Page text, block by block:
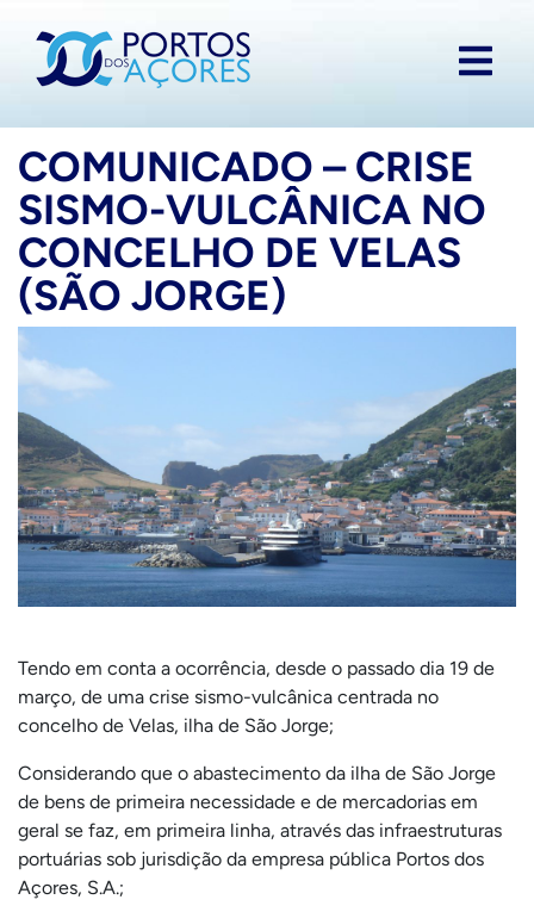
COMUNICADO – CRISE
SISMO-VULCÂNICA NO
CONCELHO DE VELAS
(SÃO JORGE)
Tendo em conta a ocorrência, desde o passado dia 19 de
março, de uma crise sismo-vulcânica centrada no
concelho de Velas, ilha de São Jorge;
Considerando que o abastecimento da ilha de São Jorge
de bens de primeira necessidade e de mercadorias em
geral se faz, em primeira linha, através das infraestruturas
portuárias sob jurisdição da empresa pública Portos dos
Açores, S.A.;